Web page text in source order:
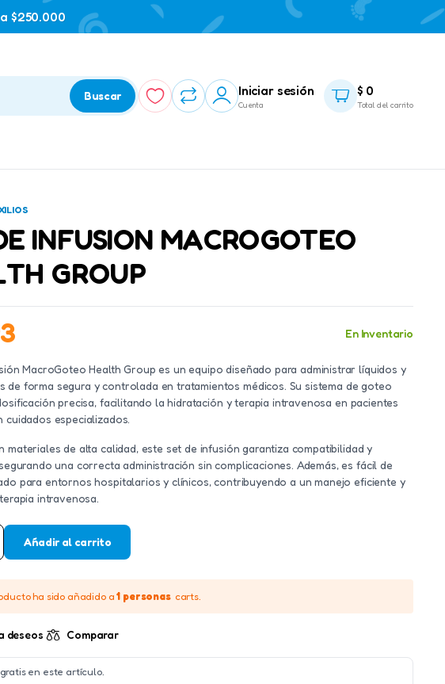
$250.000
Buscar Iniciar sesión
Cuenta
$ 0
Total del carrito
INFUSION MACROGOTEO
GROUP
En Inventario
MacroGoteo Health Group es un equipo diseñado para administrar líquidos y
de forma segura y controlada en tratamientos médicos. Su sistema de goteo
precisa, facilitando la hidratación y terapia intravenosa en pacientes
cuidados especializados.
materiales de alta calidad, este set de infusión garantiza compatibilidad y
una correcta administración sin complicaciones. Además, es fácil de
para entornos hospitalarios y clínicos, contribuyendo a un manejo eficiente y
intravenosa.
Añadir al carrito
ha sido añadido a1 personas carts.
deseos Comparar
en este artículo.